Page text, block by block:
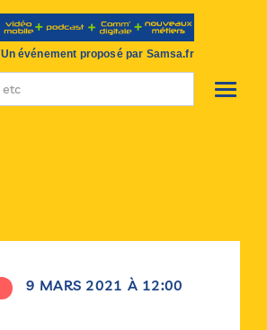
Un événement proposé par Samsa.fr
9 MARS 2021 À 12:00